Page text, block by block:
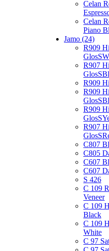
Celan
Celan
Piano
Jamo (24)
R909
R907
R909
R909
R909
R907
C807
C805
C607
C607
S 426
C 109
Veneer
C 109
Black
C 109
White
C 97